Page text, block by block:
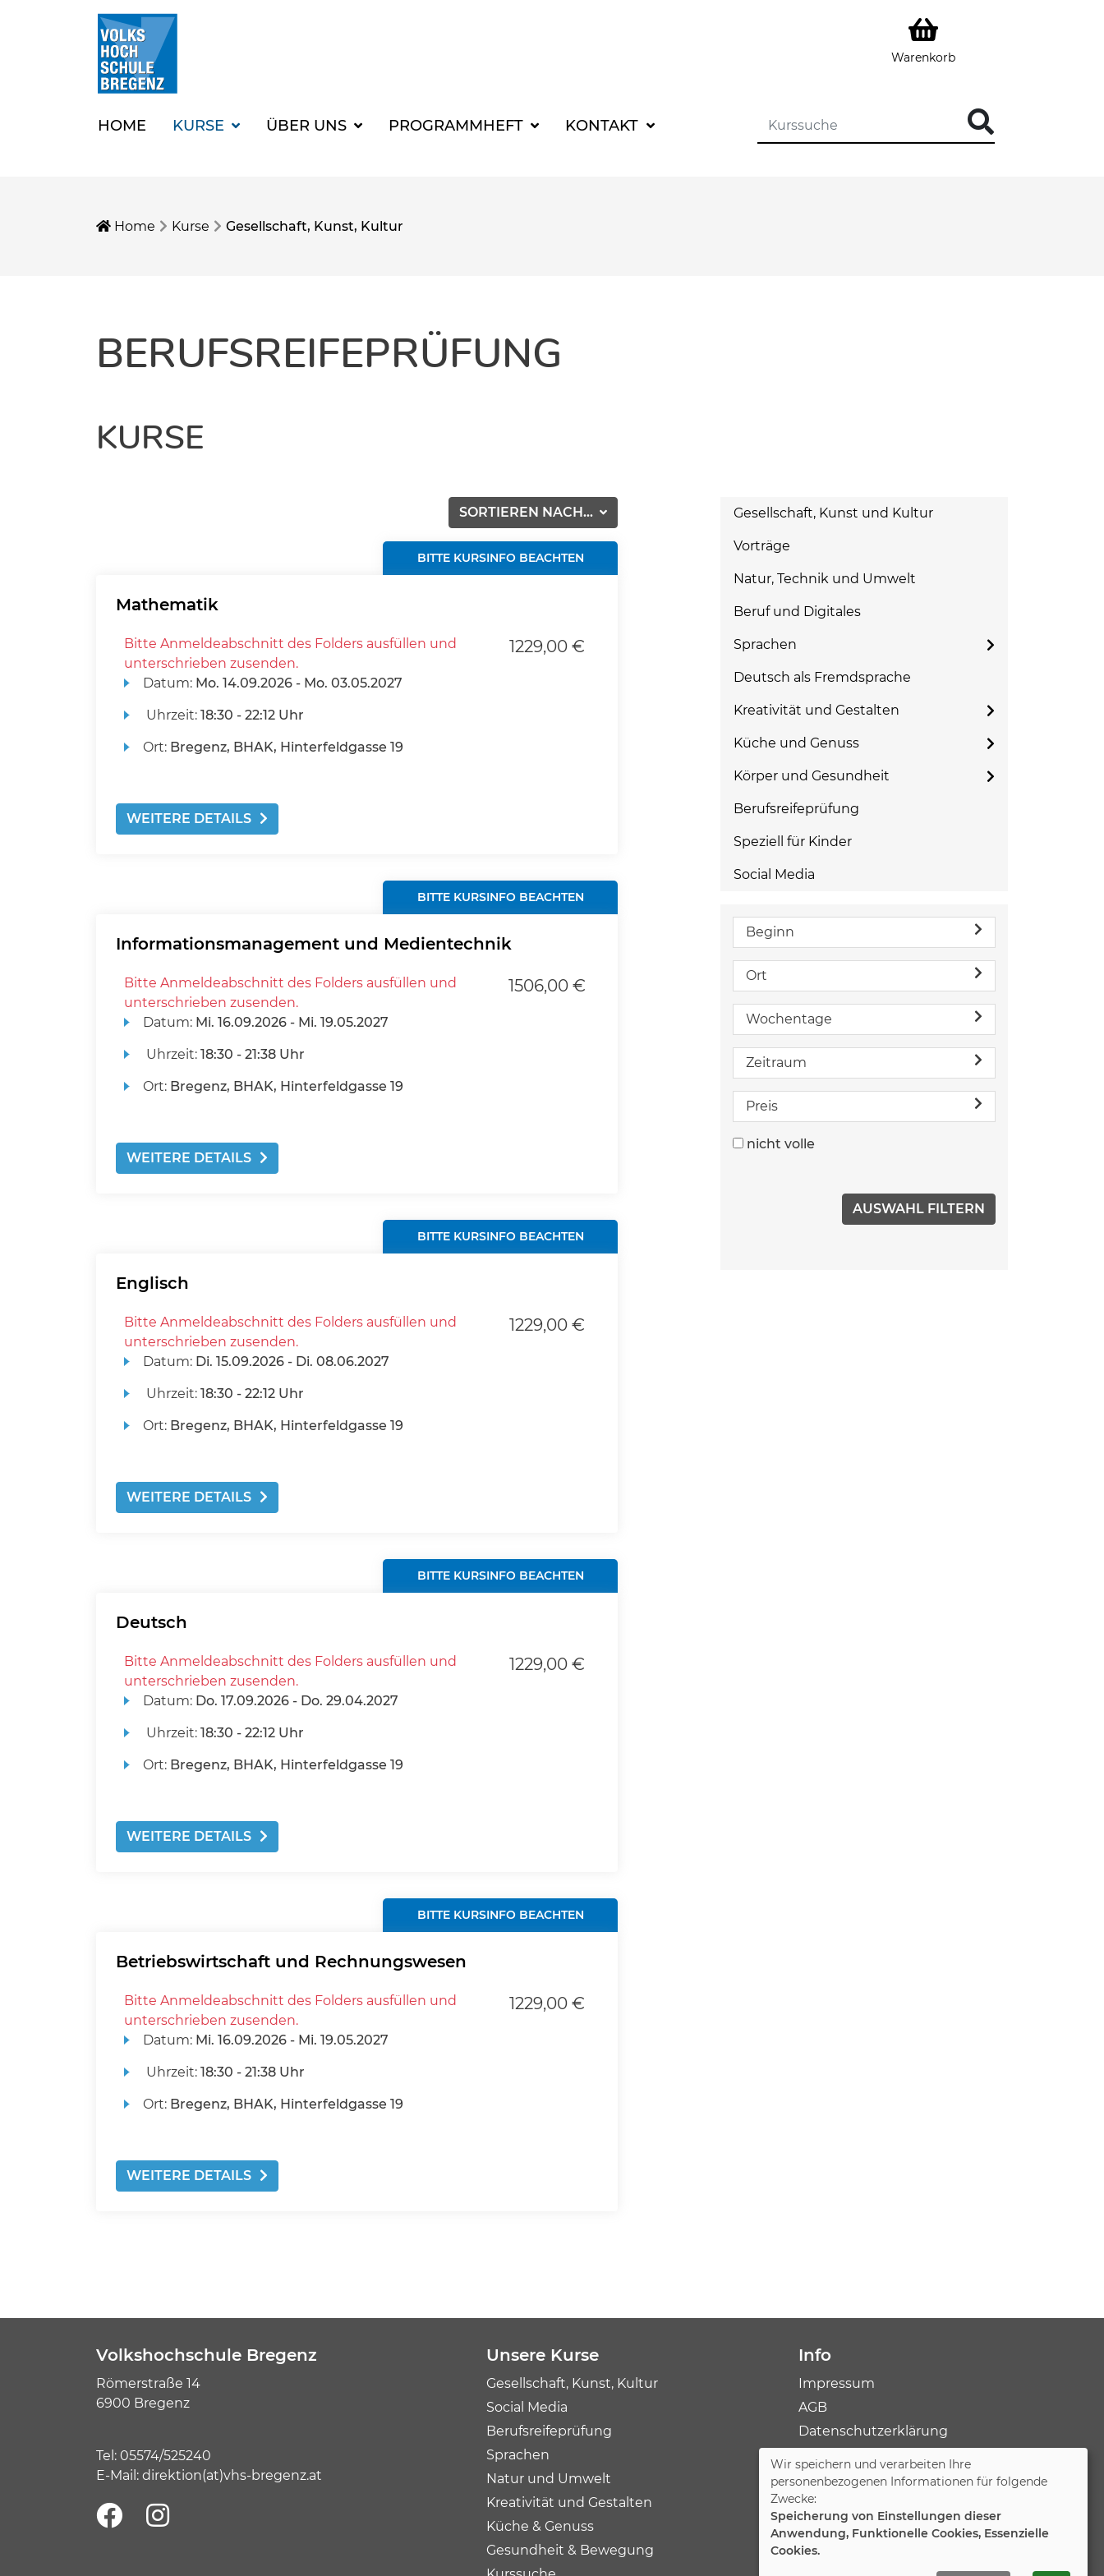
Warenkorb
HOME KURSE ÜBER UNS PROGRAMMHEFT KONTAKT
Home Kurse Gesellschaft, Kunst, Kultur
BERUFSREIFEPRÜFUNG
KURSE
SORTIEREN NACH...
BITTE KURSINFO BEACHTEN
Mathematik
Bitte Anmeldeabschnitt des Folders ausfüllen und
unterschrieben zusenden.
Datum: Mo. 14.09.2026 - Mo. 03.05.2027
Uhrzeit: 18:30 - 22:12 Uhr
Ort: Bregenz, BHAK, Hinterfeldgasse 19
1229,00 €
WEITERE DETAILS
BITTE KURSINFO BEACHTEN
Informationsmanagement und Medientechnik
Bitte Anmeldeabschnitt des Folders ausfüllen und
unterschrieben zusenden.
Datum: Mi. 16.09.2026 - Mi. 19.05.2027
Uhrzeit: 18:30 - 21:38 Uhr
Ort: Bregenz, BHAK, Hinterfeldgasse 19
1506,00 €
WEITERE DETAILS
BITTE KURSINFO BEACHTEN
Englisch
Bitte Anmeldeabschnitt des Folders ausfüllen und
unterschrieben zusenden.
Datum: Di. 15.09.2026 - Di. 08.06.2027
Uhrzeit: 18:30 - 22:12 Uhr
Ort: Bregenz, BHAK, Hinterfeldgasse 19
1229,00 €
WEITERE DETAILS
BITTE KURSINFO BEACHTEN
Deutsch
Bitte Anmeldeabschnitt des Folders ausfüllen und
unterschrieben zusenden.
Datum: Do. 17.09.2026 - Do. 29.04.2027
Uhrzeit: 18:30 - 22:12 Uhr
Ort: Bregenz, BHAK, Hinterfeldgasse 19
1229,00 €
WEITERE DETAILS
BITTE KURSINFO BEACHTEN
Betriebswirtschaft und Rechnungswesen
Bitte Anmeldeabschnitt des Folders ausfüllen und
unterschrieben zusenden.
Datum: Mi. 16.09.2026 - Mi. 19.05.2027
Uhrzeit: 18:30 - 21:38 Uhr
Ort: Bregenz, BHAK, Hinterfeldgasse 19
1229,00 €
WEITERE DETAILS
Gesellschaft, Kunst und Kultur
Vorträge
Natur, Technik und Umwelt
Beruf und Digitales
Sprachen
Deutsch als Fremdsprache
Kreativität und Gestalten
Küche und Genuss
Körper und Gesundheit
Berufsreifeprüfung
Speziell für Kinder
Social Media
Beginn
Ort
Wochentage
Zeitraum
Preis
nicht volle
Volkshochschule Bregenz
Römerstraße 14
6900 Bregenz
Tel: 05574/525240
E-Mail: direktion(at)vhs-bregenz.at
Unsere Kurse
Gesellschaft, Kunst, Kultur
Social Media
Berufsreifeprüfung
Sprachen
Natur und Umwelt
Kreativität und Gestalten
Küche & Genuss
Gesundheit & Bewegung
Info
Impressum
AGB
Datenschutzerklärung
Cookie Einstellungen
Wir speichern und verarbeiten Ihre
personenbezogenen Informationen für folgende
Zwecke:
Speicherung von Einstellungen dieser
Anwendung, Funktionelle Cookies, Essenzielle
Cookies.